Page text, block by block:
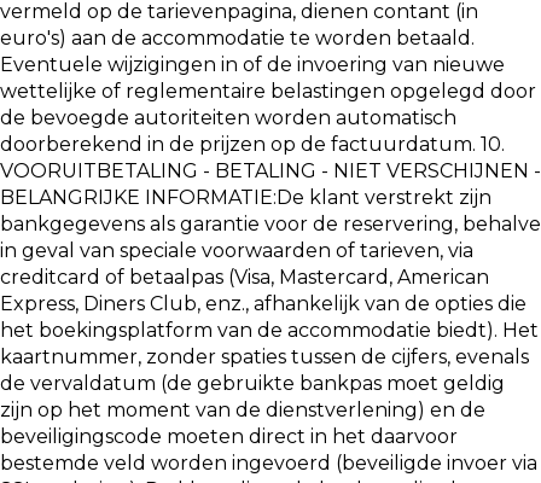
vermeld op de tarievenpagina, dienen contant (in
euro's) aan de accommodatie te worden betaald.
Eventuele wijzigingen in of de invoering van nieuwe
wettelijke of reglementaire belastingen opgelegd door
de bevoegde autoriteiten worden automatisch
doorberekend in de prijzen op de factuurdatum. 10.
VOORUITBETALING - BETALING - NIET VERSCHIJNEN -
BELANGRIJKE INFORMATIE:De klant verstrekt zijn
bankgegevens als garantie voor de reservering, behalve
in geval van speciale voorwaarden of tarieven, via
creditcard of betaalpas (Visa, Mastercard, American
Express, Diners Club, enz., afhankelijk van de opties die
het boekingsplatform van de accommodatie biedt). Het
kaartnummer, zonder spaties tussen de cijfers, evenals
de vervaldatum (de gebruikte bankpas moet geldig
zijn op het moment van de dienstverlening) en de
beveiligingscode moeten direct in het daarvoor
bestemde veld worden ingevoerd (beveiligde invoer via